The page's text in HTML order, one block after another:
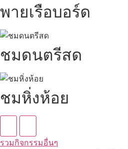
พายเรือบอร์ด
ชมดนตรีสด
ชมหิ่งห้อย
รวมกิจกรรมอื่นๆ